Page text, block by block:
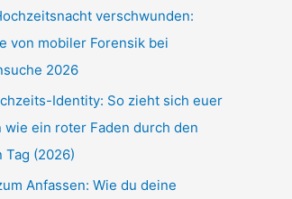
verschwunden:
von mobiler Forensik bei
2026
Identity: So zieht sich euer
wie ein roter Faden durch den
Tag (2026)
Anfassen: Wie du deine